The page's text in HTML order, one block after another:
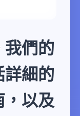
我們的
詳細的
，以及